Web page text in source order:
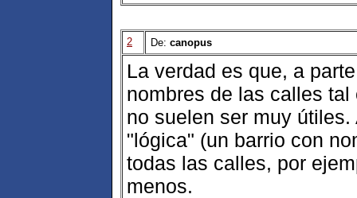
2 De: canopus
La verdad es que, a
nombres de las calles
no suelen ser muy
"lógica" (un barrio con
todas las calles, por
menos.